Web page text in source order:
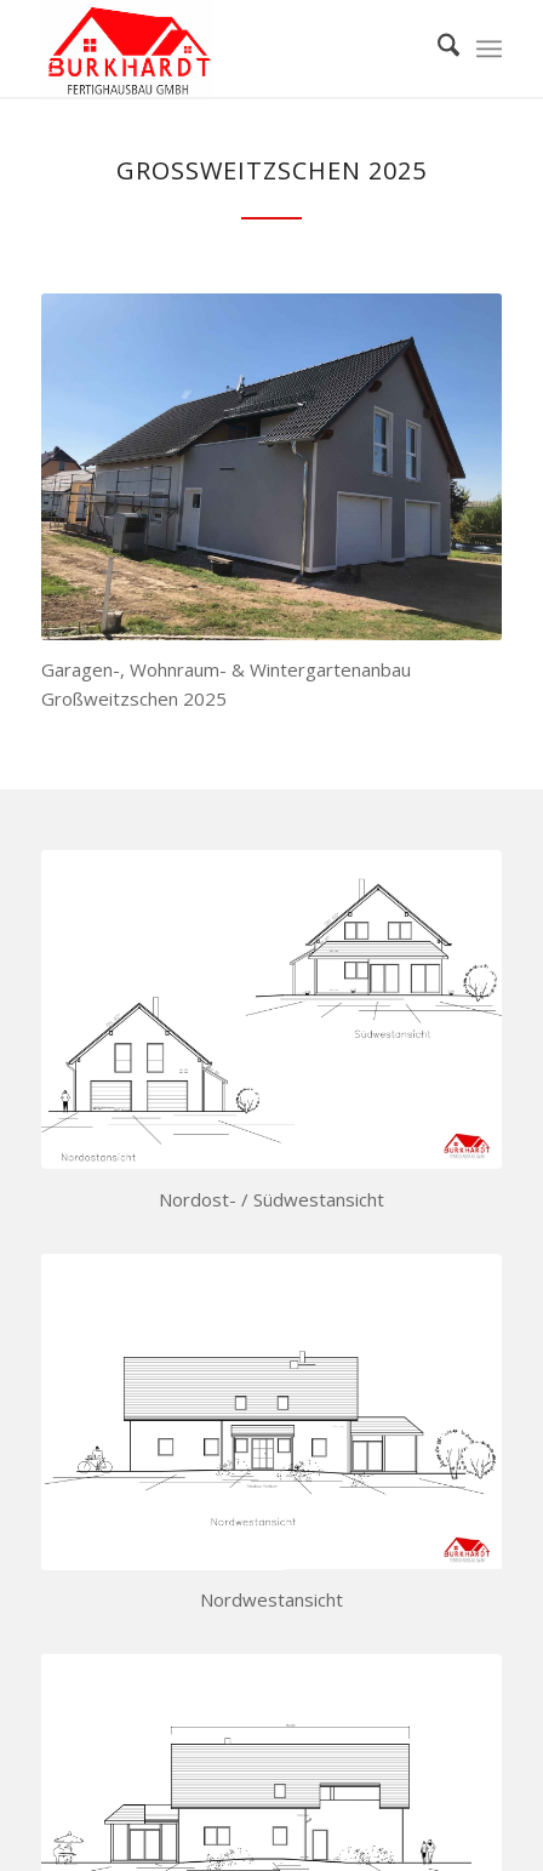
GROSSWEITZSCHEN 2025
Garagen-, Wohnraum- & Wintergartenanbau
Großweitzschen 2025
Nordost- / Südwestansicht
Nordwestansicht